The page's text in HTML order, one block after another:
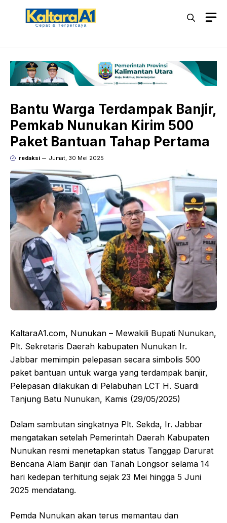
Langsung
Bantu Warga Terdampak Banjir,
Pemkab Nunukan Kirim 500
Paket Bantuan Tahap Pertama
redaksi Jumat, 30 Mei 2025
KaltaraA1.com, Nunukan – Mewakili Bupati Nunukan,
Plt. Sekretaris Daerah kabupaten Nunukan Ir.
Jabbar memimpin pelepasan secara simbolis 500
paket bantuan untuk warga yang terdampak banjir,
Pelepasan dilakukan di Pelabuhan LCT H. Suardi
Tanjung Batu Nunukan, Kamis (29/05/2025)
Dalam sambutan singkatnya Plt. Sekda, Ir. Jabbar
mengatakan setelah Pemerintah Daerah Kabupaten
Nunukan resmi menetapkan status Tanggap Darurat
Bencana Alam Banjir dan Tanah Longsor selama 14
hari kedepan terhitung sejak 23 Mei hingga 5 Juni
2025 mendatang.
Pemda Nunukan akan terus memantau dan